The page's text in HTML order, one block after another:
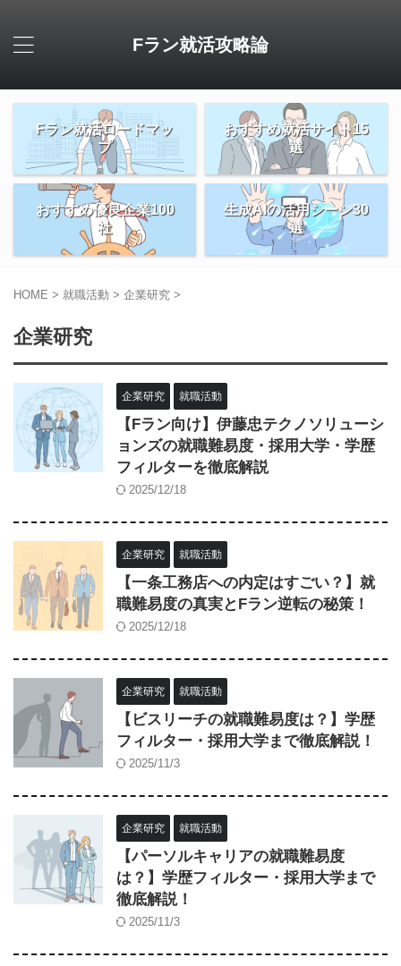
Fラン就活攻略論
Fラン就活ロードマッ
プ
おすすめ就活サイト15
選
おすすめ優良企業100
社
生成AIの活用シーン30
選
HOME > 就職活動 > 企業研究 >
企業研究
企業研究 就職活動
【Fラン向け】伊藤忠テクノソリューシ
ョンズの就職難易度・採用大学・学歴
フィルターを徹底解説
2025/12/18
企業研究 就職活動
【一条工務店への内定はすごい？】就
職難易度の真実とFラン逆転の秘策！
2025/12/18
企業研究 就職活動
【ビスリーチの就職難易度は？】学歴
フィルター・採用大学まで徹底解説！
2025/11/3
企業研究 就職活動
【パーソルキャリアの就職難易度
は？】学歴フィルター・採用大学まで
徹底解説！
2025/11/3